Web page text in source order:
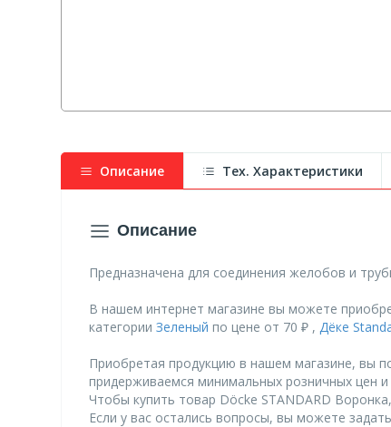
Описание
Описание
Предназначена для соединения желобов и
В нашем интернет магазине вы можете
категорииЗеленый по цене от 70 ₽ ,Дёке
Приобретая продукцию в нашем магазине, вы
придерживаемся минимальных розничных цен
Чтобы купить товар Döcke STANDARD
Если у вас остались вопросы, вы можете
Тех. Характеристики